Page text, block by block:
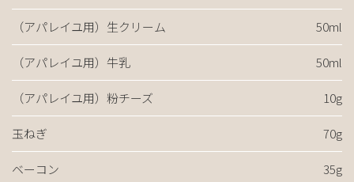
（アパレイユ用）生クリーム 50ml
（アパレイユ用）牛乳 50ml
（アパレイユ用）粉チーズ 10g
玉ねぎ 70g
ベーコン 35g